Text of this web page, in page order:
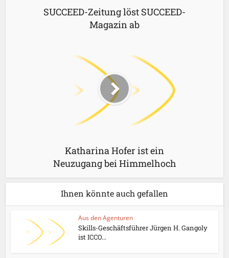
SUCCEED-Zeitung löst SUCCEED-
Magazin ab
Katharina Hofer ist ein
Neuzugang bei Himmelhoch
Ihnen könnte auch gefallen
Aus den Agenturen
Skills-Geschäftsführer Jürgen H. Gangoly
ist ICCO...